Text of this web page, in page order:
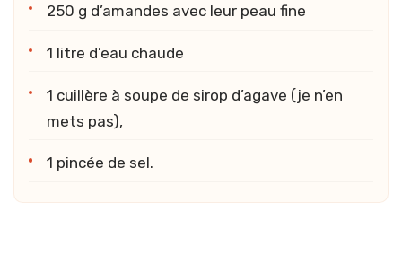
250 g d’amandes avec leur peau fine
1 litre d’eau chaude
1 cuillère à soupe de sirop d’agave (je n’en
mets pas),
1 pincée de sel.